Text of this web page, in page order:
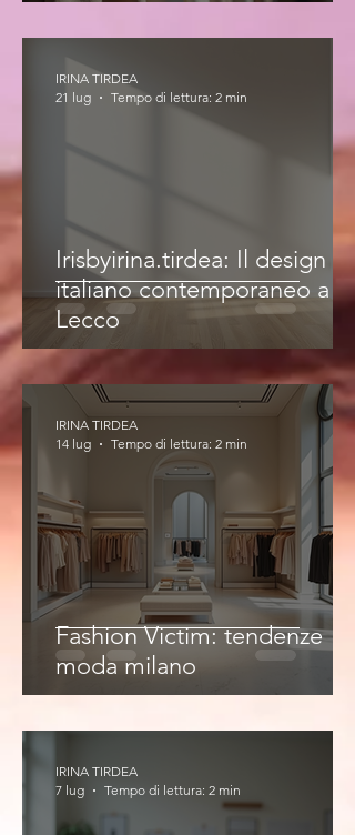
Irisbyirina.tirdea: Il design
italiano contemporaneo a
Lecco
IRINA TIRDEA
21 lug
Tempo di lettura: 2 min
Fashion Victim: tendenze
moda milano
IRINA TIRDEA
14 lug
Tempo di lettura: 2 min
IRINA TIRDEA
7 lug
Tempo di lettura: 2 min